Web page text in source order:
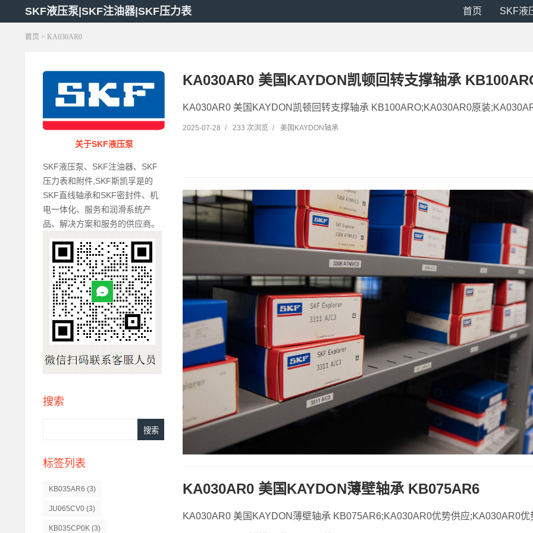
SKF液压泵|SKF注油器|SKF压力表 首页 SKF液
首页 > KA030AR0
关于SKF液压泵
SKF液压泵、SKF注油器、SKF
压力表和附件,SKF斯凯孚是的
SKF直线轴承和SKF密封件、机
电一体化、服务和润滑系统产
品、解决方案和服务的供应商。
搜索
标签列表
KB035AR6 (3)
JU065CV0 (3)
KB035CP0K (3)
KA030AR0 美国KAYDON凯顿回转支撑轴承
KA030AR0 美国KAYDON凯顿回转支撑轴承 KB100ARO;KA030AR0原装
2025-07-28 / 233 次浏览 / 美国KAYDON轴承
KA030AR0 美国KAYDON薄壁轴承 KB075AR6
KA030AR0 美国KAYDON薄壁轴承 KB075AR6;KA030AR0优势供应;KA030AR0优